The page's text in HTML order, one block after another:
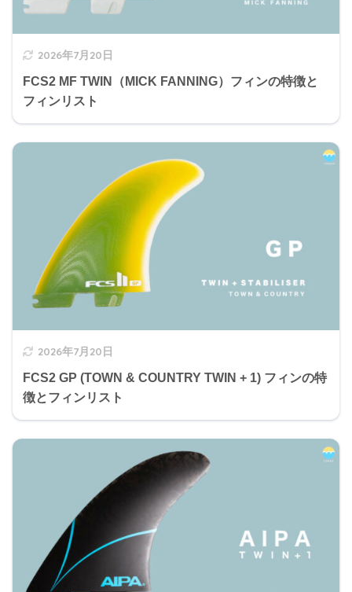
2026年7月20日
FCS2 MF TWIN（MICK FANNING）フィンの特徴と
フィンリスト
2026年7月20日
FCS2 GP (TOWN & COUNTRY TWIN + 1) フィンの特
徴とフィンリスト